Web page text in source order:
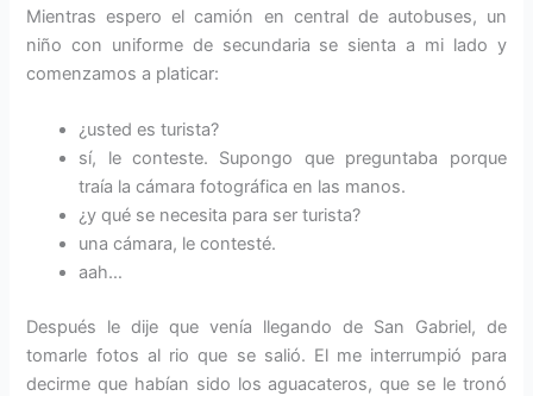
Mientras espero el camión en central de autobuses, un
niño con uniforme de secundaria se sienta a mi lado y
comenzamos a platicar:
¿usted es turista?
sí, le conteste. Supongo que preguntaba porque
traía la cámara fotográfica en las manos.
¿y qué se necesita para ser turista?
una cámara, le contesté.
aah…
Después le dije que venía llegando de San Gabriel, de
tomarle fotos al rio que se salió. El me interrumpió para
decirme que habían sido los aguacateros, que se le tronó